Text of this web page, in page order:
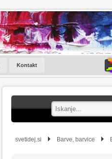
Kontakt
svetidej.si Barve, barvice